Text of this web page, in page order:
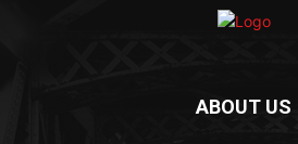
ABOUT US